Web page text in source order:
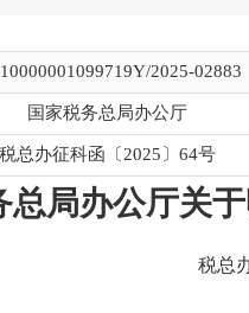
2025-02883
国家税务总局办公厅
税总办征科函〔2025〕64号
总局办公厅关
税总